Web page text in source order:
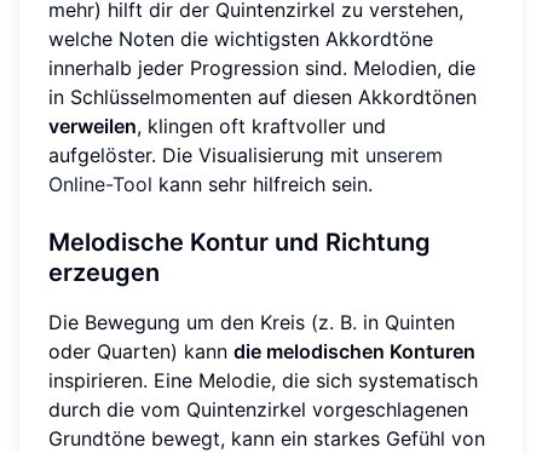
mehr) hilft dir der Quintenzirkel zu verstehen,
welche Noten die wichtigsten Akkordtöne
innerhalb jeder Progression sind. Melodien, die
in Schlüsselmomenten auf diesen Akkordtönen
verweilen, klingen oft kraftvoller und
aufgelöster. Die Visualisierung mit unserem
Online-Tool kann sehr hilfreich sein.
Melodische Kontur und Richtung
erzeugen
Die Bewegung um den Kreis (z. B. in Quinten
oder Quarten) kann die melodischen Konturen
inspirieren. Eine Melodie, die sich systematisch
durch die vom Quintenzirkel vorgeschlagenen
Grundtöne bewegt, kann ein starkes Gefühl von